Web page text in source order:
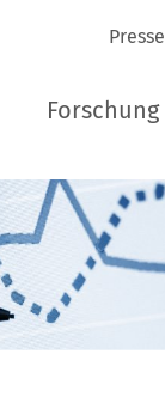
Presse
Forschung